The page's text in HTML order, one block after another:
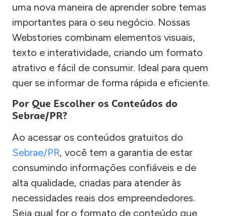
uma nova maneira de aprender sobre temas
importantes para o seu negócio. Nossas
Webstories combinam elementos visuais,
texto e interatividade, criando um formato
atrativo e fácil de consumir. Ideal para quem
quer se informar de forma rápida e eficiente.
Por Que Escolher os Conteúdos do
Sebrae/PR?
Ao acessar os conteúdos gratuitos do
Sebrae/PR, você tem a garantia de estar
consumindo informações confiáveis e de
alta qualidade, criadas para atender às
necessidades reais dos empreendedores.
Seja qual for o formato de conteúdo que